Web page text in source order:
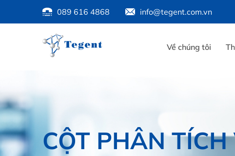
089 616 4868 info@tegent.com.vn
Về chúng tôi
CỘT PHÂN TÍCH